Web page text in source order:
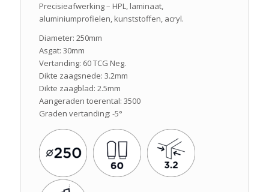
Precisieafwerking – HPL, laminaat,
aluminiumprofielen, kunststoffen, acryl.
Diameter: 250mm
Asgat: 30mm
Vertanding: 60 TCG Neg.
Dikte zaagsnede: 3.2mm
Dikte zaagblad: 2.5mm
Aangeraden toerental: 3500
Graden vertanding: -5°